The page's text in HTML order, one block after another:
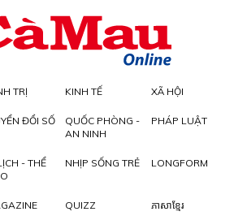
TRỊ KINH TẾ XÃ HỘI
ĐỔI SỐ
QUỐC PHÒNG -
AN NINH
PHÁP LUẬT
- THỂ
NHỊP SỐNG TRẺ LONGFORM
QUIZZ ភាសាខ្មែរ